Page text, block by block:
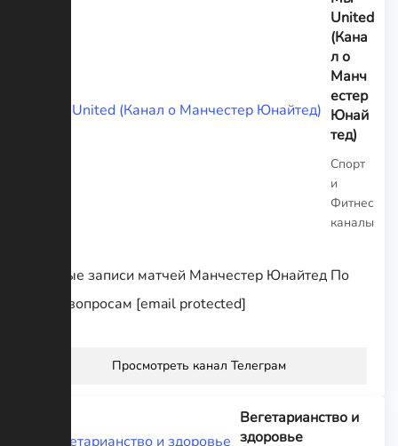
United
(Кана
л о
Манч
естер
Юнай
тед)
Спорт
и
Фитнес
каналы
Полные записи матчей Манчестер Юнайтед По
всем вопросам [email protected]
Просмотреть канал Телеграм
Вегетарианство и
здоровье